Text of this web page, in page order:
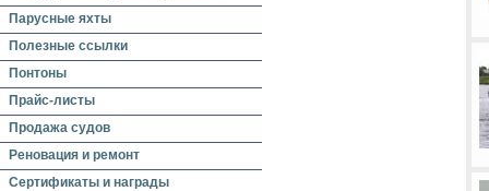
Парусные яхты
Полезные ссылки
Понтоны
Прайс-листы
Продажа судов
Реновация и ремонт
Сертификаты и награды